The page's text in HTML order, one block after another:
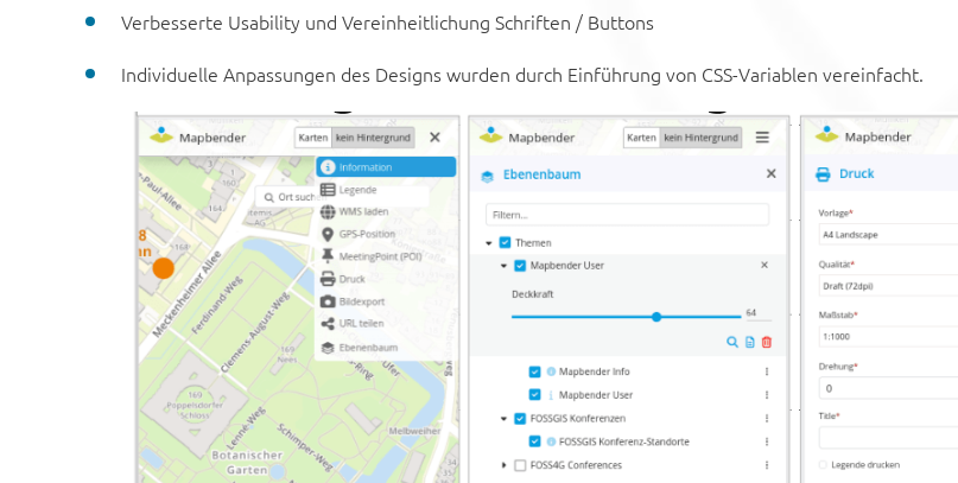
Verbesserte Usability und Vereinheitlichung Schriften / Buttons
Individuelle Anpassungen des Designs wurden durch Einführung von CSS-Variablen vereinfacht.